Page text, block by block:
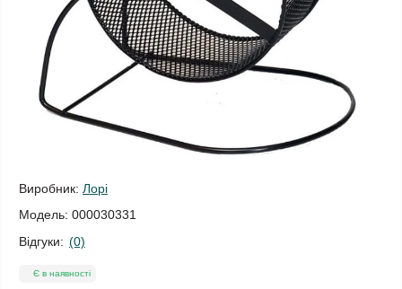
Виробник: Лорі
Модель: 000030331
Відгуки: (0)
Є в наявності